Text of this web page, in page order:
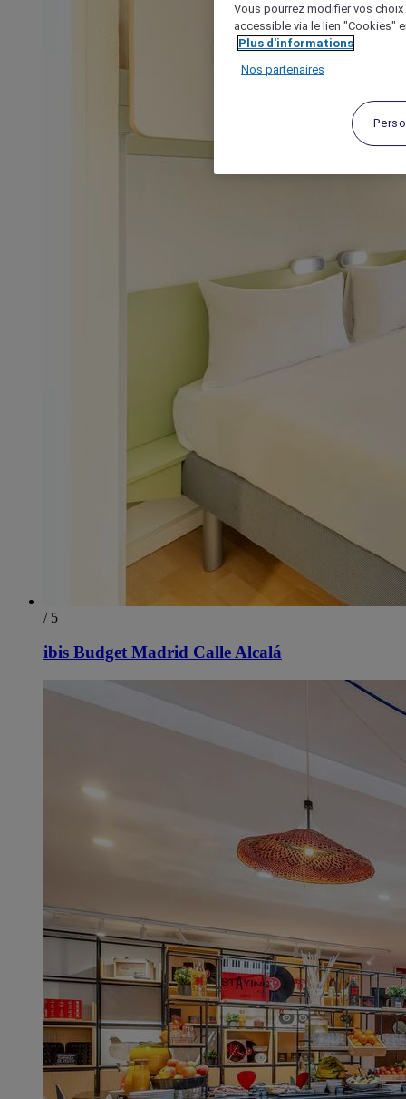
/ 5
ibis Budget Madrid Calle Alcalá
Vous pourrez modifier vos
accessible via le lien "Cookies"
Plus d'informations
Nos partenaires